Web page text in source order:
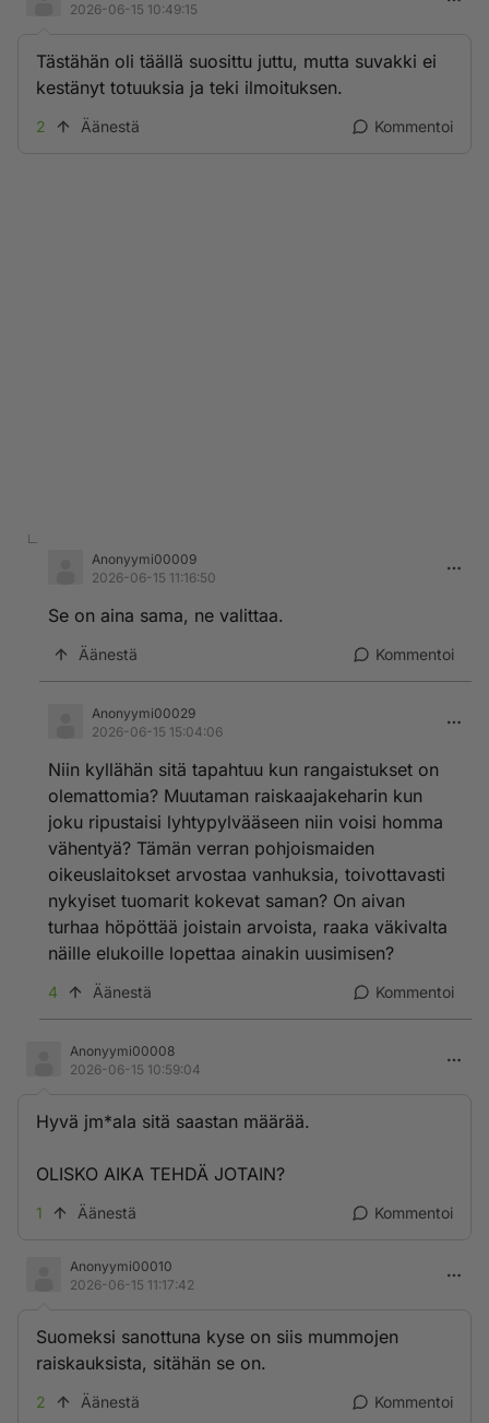
2026-06-15 10:49:15
Tästähän oli täällä suosittu juttu, mutta suvakki ei
kestänyt totuuksia ja teki ilmoituksen.
2 Äänestä Kommentoi
Anonyymi00009
2026-06-15 11:16:50
Se on aina sama, ne valittaa.
Äänestä Kommentoi
Anonyymi00029
2026-06-15 15:04:06
Niin kyllähän sitä tapahtuu kun rangaistukset on
olemattomia? Muutaman raiskaajakeharin kun
joku ripustaisi lyhtypylvääseen niin voisi homma
vähentyä? Tämän verran pohjoismaiden
oikeuslaitokset arvostaa vanhuksia, toivottavasti
nykyiset tuomarit kokevat saman? On aivan
turhaa höpöttää joistain arvoista, raaka väkivalta
näille elukoille lopettaa ainakin uusimisen?
4 Äänestä Kommentoi
Anonyymi00008
2026-06-15 10:59:04
Hyvä jm*ala sitä saastan määrää.
OLISKO AIKA TEHDÄ JOTAIN?
1 Äänestä Kommentoi
Anonyymi00010
2026-06-15 11:17:42
Suomeksi sanottuna kyse on siis mummojen
raiskauksista, sitähän se on.
2 Äänestä Kommentoi